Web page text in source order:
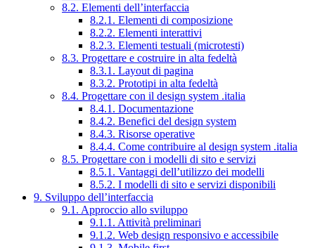
8.2. Elementi dell’interfaccia
8.2.1. Elementi di composizione
8.2.2. Elementi interattivi
8.2.3. Elementi testuali (microtesti)
8.3. Progettare e costruire in alta fedeltà
8.3.1. Layout di pagina
8.3.2. Prototipi in alta fedeltà
8.4. Progettare con il design system .italia
8.4.1. Documentazione
8.4.2. Benefici del design system
8.4.3. Risorse operative
8.4.4. Come contribuire al design system .italia
8.5. Progettare con i modelli di sito e servizi
8.5.1. Vantaggi dell’utilizzo dei modelli
8.5.2. I modelli di sito e servizi disponibili
9. Sviluppo dell’interfaccia
9.1. Approccio allo sviluppo
9.1.1. Attività preliminari
9.1.2. Web design responsivo e accessibile